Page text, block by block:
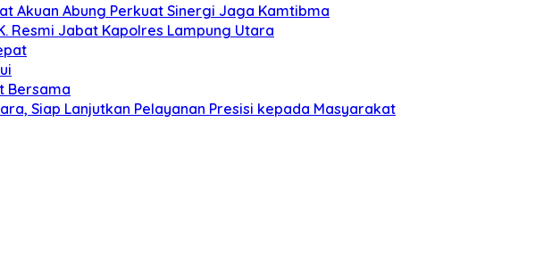
Akuan Abung Perkuat Sinergi Jaga Kamtibma
Resmi Jabat Kapolres Lampung Utara
Bersama
Siap Lanjutkan Pelayanan Presisi kepada Masyarakat